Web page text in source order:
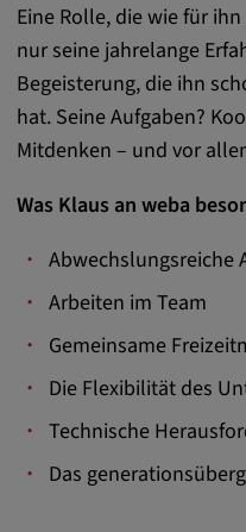
Eine Rolle, die wie für
nur seine jahrelange
Begeisterung, die ihn
hat. Seine Aufgaben?
Mitdenken – und vor
Was Klaus an weba
Abwechslungsreiche
Arbeiten im Team
Gemeinsame
Die Flexibilität des
Technische
Das
yt-remote-cast-
connected-
remote-fast-
app, yt-remote-
LOGIN_INFO,
1P_JAR, DSID,
readable,
player-lv, yt-
bandwidth
Anbieter:
youtube.com,
Zweck: